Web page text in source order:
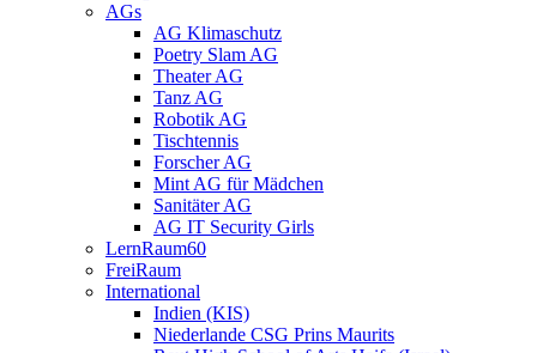
AGs
AG Klimaschutz
Poetry Slam AG
Theater AG
Tanz AG
Robotik AG
Tischtennis
Forscher AG
Mint AG für Mädchen
Sanitäter AG
AG IT Security Girls
LernRaum60
FreiRaum
International
Indien (KIS)
Niederlande CSG Prins Maurits